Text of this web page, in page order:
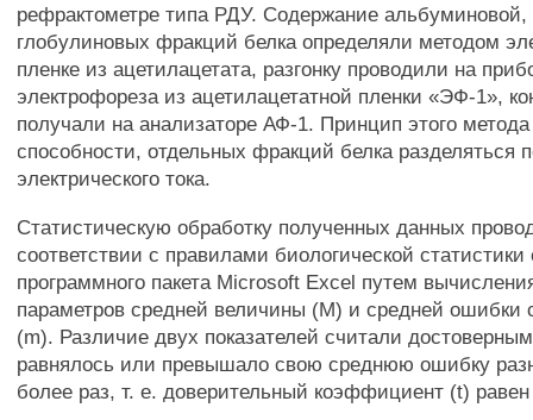
рефрактометре типа РДУ. Содержание
глобулиновых фракций белка определяли методом
пленке из ацетилацетата, разгонку проводили на
электрофореза из ацетилацетатной пленки «ЭФ-1»,
получали на анализаторе АФ-1. Принцип этого
способности, отдельных фракций белка разделяться
электрического тока.
Статистическую обработку полученных данных
соответствии с правилами биологической
программного пакета Microsoft Excel путем
параметров средней величины (М) и средней ошибки
(m). Различие двух показателей считали
равнялось или превышало свою среднюю ошибку
более раз, т. е. доверительный коэффициент (t)